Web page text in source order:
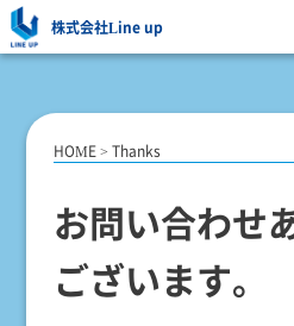
株式会社Line up
HOME> Thanks
お問い合わせ
ございます。